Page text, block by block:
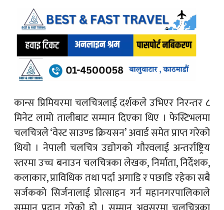
कान्स प्रिमियरमा चलचित्रलाई दर्शकले उभिएर निरन्तर ८
मिनेट लामो तालीबाट सम्मान दिएका थिए । फेस्टिभलमा
चलचित्रले ‘वेस्ट साउण्ड क्रियसन’ अवार्ड समेत प्राप्त गरेको
थियो । नेपाली चलचित्र उद्योगको गौरवलाई अन्तर्राष्ट्रिय
स्तरमा उच्च बनाउन चलचित्रका लेखक, निर्माता, निर्देशक,
कलाकार, प्राविधिक तथा पर्दा अगाडि र पछाडि रहेका सबै
सर्जकको सिर्जनालाई प्रोत्साहन गर्न महानगरपालिकाले